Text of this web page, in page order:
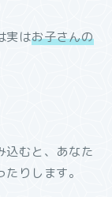
実はお子さんの
込むと、あなた
りします。